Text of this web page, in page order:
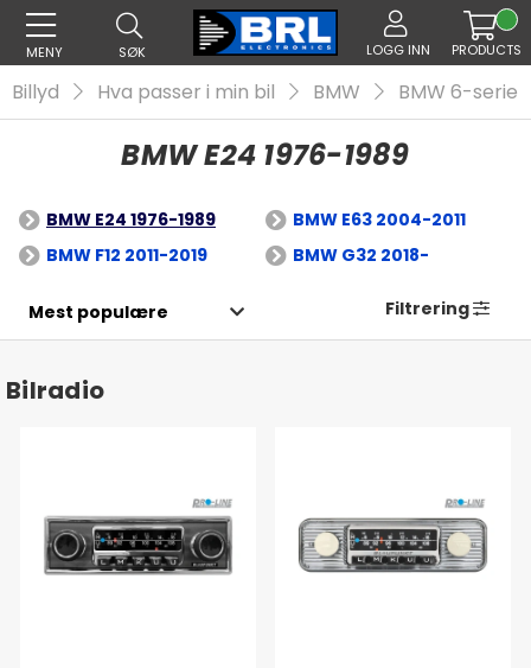
MENY SØK LOGG INN PRODUCTS
Billyd Hva passer i min bil BMW BMW 6-serie
BMW E24 1976-1989
BMW E24 1976-1989
BMW E63 2004-2011
BMW F12 2011-2019
BMW G32 2018-
Filtrering
Bilradio